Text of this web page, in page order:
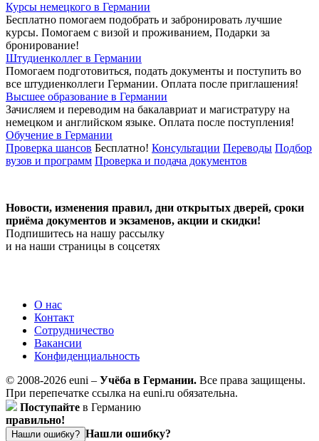
Курсы немецкого в Германии
Бесплатно помогаем подобрать и забронировать лучшие
курсы. Помогаем с визой и проживанием, Подарки за
бронирование!
Штудиенколлег в Германии
Помогаем подготовиться, подать документы и поступить во
все штудиенколлеги Германии. Оплата после приглашения!
Высшее образование в Германии
Зачисляем и переводим на бакалавриат и магистратуру на
немецком и английском языке. Оплата после поступления!
Обучение в Германии
Проверка шансов Бесплатно! Консультации Переводы Подбор
вузов и программ Проверка и подача документов
Новости, изменения правил, дни открытых дверей, сроки
приёма документов и экзаменов, акции и скидки!
Подпишитесь на нашу рассылку
и на наши страницы в соцсетях
О нас
Контакт
Сотрудничество
Вакансии
Конфиденциальность
© 2008-2026 euni – Учёба в Германии. Все права защищены.
При перепечатке ссылка на euni.ru обязательна.
Поступайте в Германию
правильно!
Нашли ошибку? Нашли ошибку?